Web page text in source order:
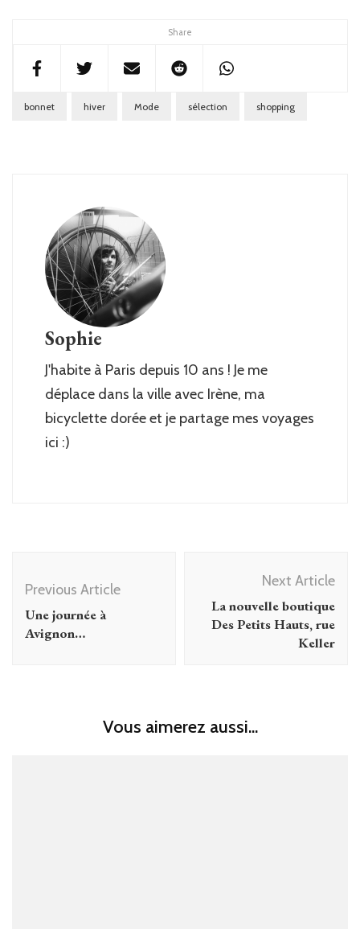
Share
bonnet hiver Mode sélection shopping
Sophie
J'habite à Paris depuis 10 ans ! Je me
déplace dans la ville avec Irène, ma
bicyclette dorée et je partage mes voyages
ici :)
Navigation
Previous Article
Une journée à
Avignon…
Next Article
La nouvelle boutique
Des Petits Hauts, rue
Keller
Vous aimerez aussi...